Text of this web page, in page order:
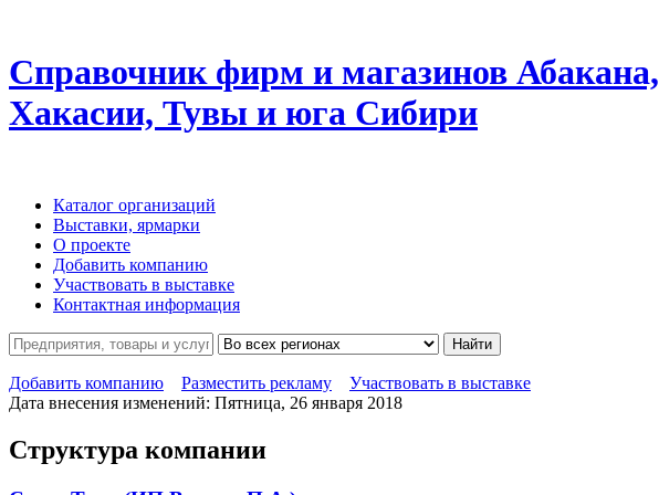
Справочник фирм и магазинов Абакана,
Хакасии, Тувы и юга Сибири
Каталог организаций
Выставки, ярмарки
О проекте
Добавить компанию
Участвовать в выставке
Контактная информация
Найти
Добавить компанию Разместить рекламу
Участвовать в выставке
Дата внесения изменений: Пятница, 26 января 2018
Структура компании